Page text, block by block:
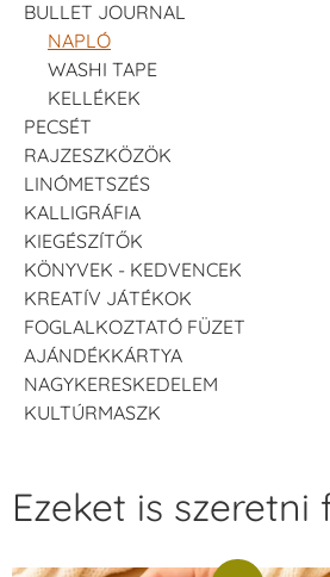
BULLET JOURNAL
NAPLÓ
WASHI TAPE
KELLÉKEK
PECSÉT
RAJZESZKÖZÖK
LINÓMETSZÉS
KALLIGRÁFIA
KIEGÉSZÍTŐK
KÖNYVEK - KEDVENCEK
KREATÍV JÁTÉKOK
FOGLALKOZTATÓ FÜZET
AJÁNDÉKKÁRTYA
NAGYKERESKEDELEM
KULTÚRMASZK
Ezeket is szeretni